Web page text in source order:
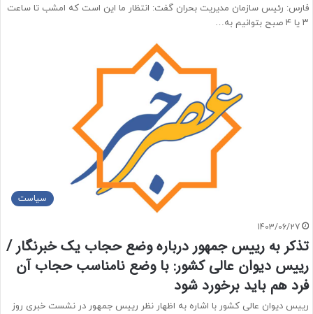
فارس: رئیس سازمان مدیریت بحران گفت: انتظار ما این است که امشب تا ساعت
۳ یا ۴ صبح بتوانیم به…
سیاست
1403/06/27
تذکر به رییس جمهور درباره وضع حجاب یک خبرنگار /
رییس دیوان عالی کشور: با وضع نامناسب حجاب آن
فرد هم باید برخورد شود
رییس دیوان عالی کشور با اشاره به اظهار نظر رییس جمهور در نشست خبری روز